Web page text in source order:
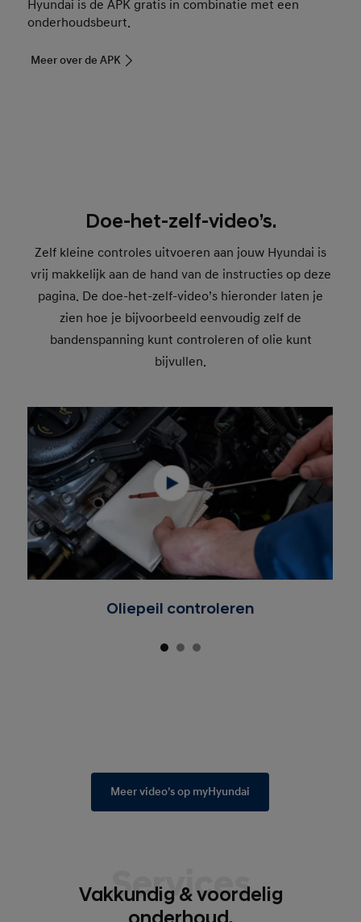
Hyundai is de APK gratis in combinatie met een
onderhoudsbeurt.
Meer over de APK
Doe-het-zelf-video’s.
Zelf kleine controles uitvoeren aan jouw Hyundai is
vrij makkelijk aan de hand van de instructies op deze
pagina. De doe-het-zelf-video’s hieronder laten je
zien hoe je bijvoorbeeld eenvoudig zelf de
bandenspanning kunt controleren of olie kunt
bijvullen.
Oliepeil controleren
Meer video’s op myHyundai
Services
Vakkundig & voordelig